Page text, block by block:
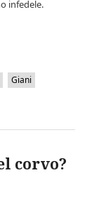
infedele.
Giani
corvo?